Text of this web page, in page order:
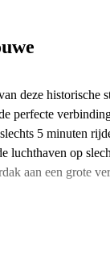
deze historische
perfecte
5 minuten
luchthaven op
aan een grote